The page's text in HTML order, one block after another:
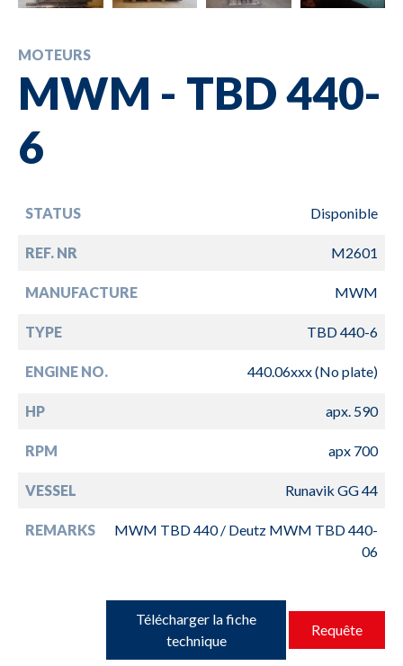
MOTEURS
MWM - TBD 440-
6
STATUS Disponible
REF. NR M2601
MANUFACTURE MWM
TYPE TBD 440-6
ENGINE NO. 440.06xxx (No plate)
HP apx. 590
RPM apx 700
VESSEL Runavik GG 44
REMARKS
MWM TBD 440 / Deutz MWM TBD 440-
06
Télécharger la fiche
technique
Requête